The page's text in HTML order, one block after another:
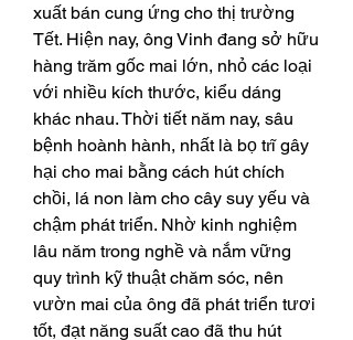
xuất bán cung ứng cho thị trường
Tết. Hiện nay, ông Vinh đang sở hữu
hàng trăm gốc mai lớn, nhỏ các loại
với nhiều kích thước, kiểu dáng
khác nhau. Thời tiết năm nay, sâu
bệnh hoành hành, nhất là bọ trĩ gây
hại cho mai bằng cách hút chích
chồi, lá non làm cho cây suy yếu và
chậm phát triển. Nhờ kinh nghiệm
lâu năm trong nghề và nắm vững
quy trình kỹ thuật chăm sóc, nên
vườn mai của ông đã phát triển tươi
tốt, đạt năng suất cao đã thu hút